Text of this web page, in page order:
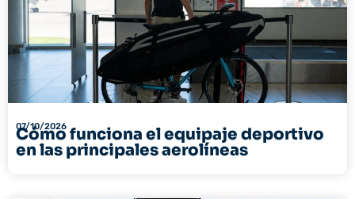
07/10/2026
Cómo funciona el equipaje deportivo
en las principales aerolíneas